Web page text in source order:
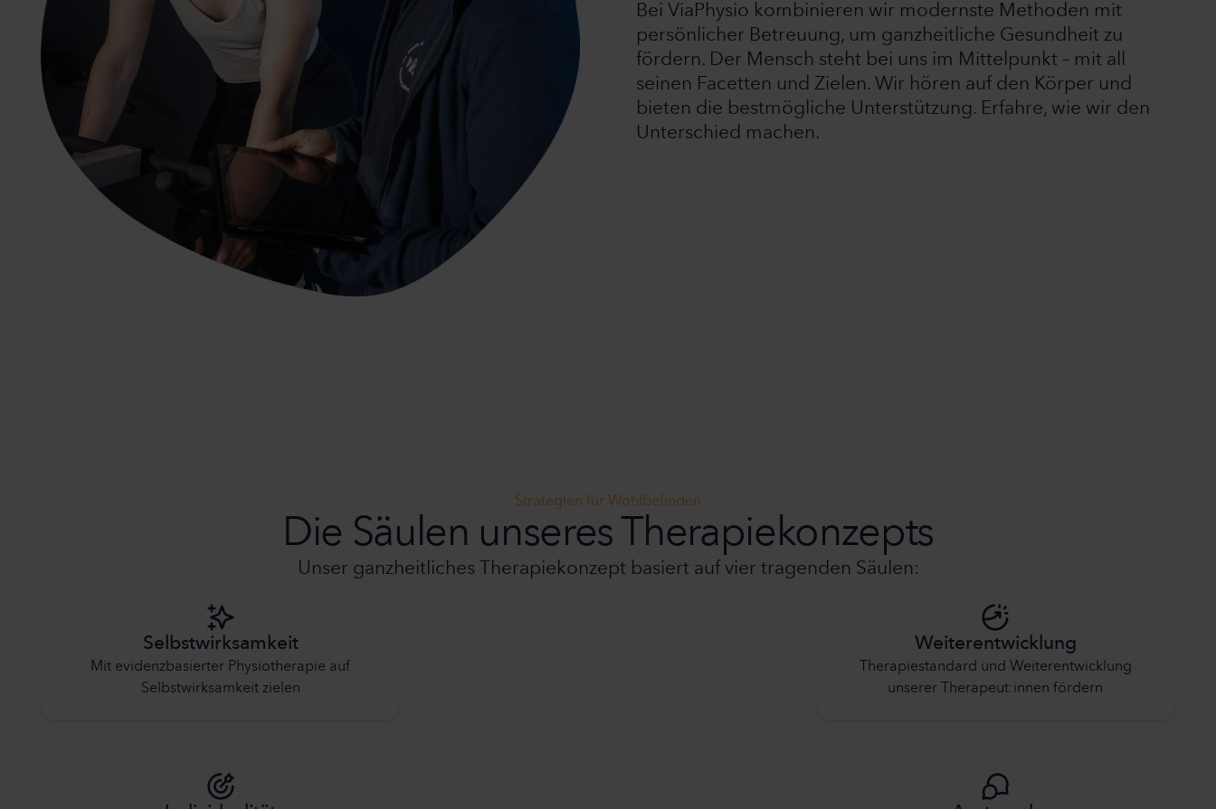
Bei ViaPhysio kombinieren wir modernste Methoden mit
persönlicher Betreuung, um ganzheitliche Gesundheit zu
fördern. Der Mensch steht bei uns im Mittelpunkt – mit all
seinen Facetten und Zielen. Wir hören auf den Körper und
bieten die bestmögliche Unterstützung. Erfahre, wie wir den
Unterschied machen.
Strategien für Wohlbefinden
Die Säulen unseres Therapiekonzepts
Unser ganzheitliches Therapiekonzept basiert auf vier tragenden Säulen:
Selbstwirksamkeit
Mit evidenzbasierter Physiotherapie auf
Selbstwirksamkeit zielen
Weiterentwicklung
Therapiestandard und Weiterentwicklung
unserer Therapeut:innen fördern